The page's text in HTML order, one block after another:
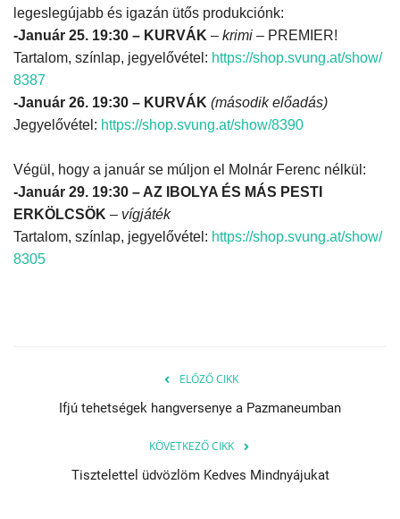
legeslegújabb és igazán ütős produkciónk:
-Január 25. 19:30 – KURVÁK – krimi – PREMIER!
Tartalom, színlap, jegyelővétel: https://shop.svung.at/show/
8387
-Január 26. 19:30 – KURVÁK (második előadás)
Jegyelővétel: https://shop.svung.at/show/8390
Végül, hogy a január se múljon el Molnár Ferenc nélkül:
-Január 29. 19:30 – AZ IBOLYA ÉS MÁS PESTI
ERKÖLCSÖK – vígjáték
Tartalom, színlap, jegyelővétel: https://shop.svung.at/show/
8305
ELŐZŐ CIKK
Ifjú tehetségek hangversenye a Pazmaneumban
KÖVETKEZŐ CIKK
Tisztelettel üdvözlöm Kedves Mindnyájukat